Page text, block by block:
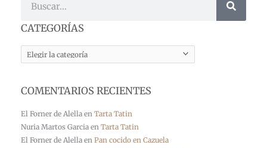
CATEGORÍAS
CATEGORÍAS
COMENTARIOS RECIENTES
El Forner de Alella en Tarta Tatin
Nuria Martos Garcia en Tarta Tatin
El Forner de Alella en Pan cocido en Cazuela